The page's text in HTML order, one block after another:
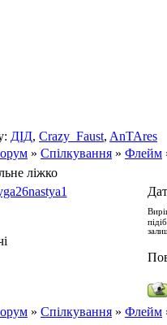
ДІД, Crazy_Faust, AnTAres
» Спілкування » Флейм
ліжко
» Спілкування » Флейм